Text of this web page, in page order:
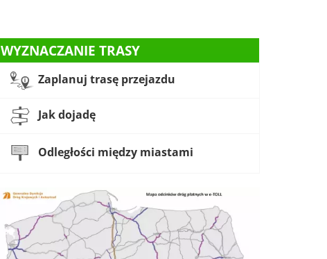
WYZNACZANIE TRASY
Zaplanuj trasę przejazdu
Jak dojadę
Odległości między miastami